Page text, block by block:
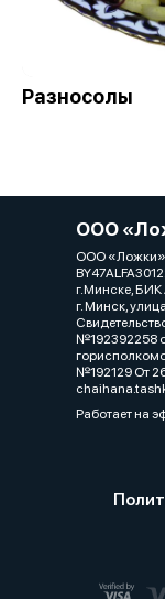
Разносолы
ООО
ООО «Ложки»
г.Минске, БИК
г. Минск,
№192392258
№192129 От
Работает на